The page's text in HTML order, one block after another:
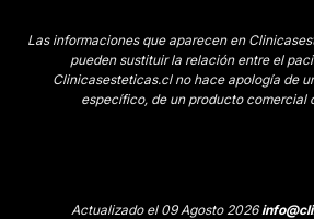
Las informaciones que aparecen en
pueden sustituir la relación entre el
Clinicasesteticas.cl no hace apología de
específico, de un producto comercial
Actualizado el 09 Agosto 2026